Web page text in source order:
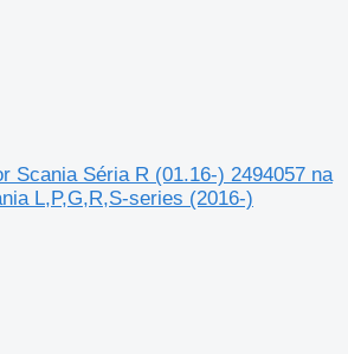
Scania Séria R (01.16-) 2494057 na
L,P,G,R,S-series (2016-)